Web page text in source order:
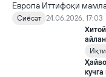
Европа Иттифоқи
изловчиларни қабул
марказлари”ни
имкониятини муҳокама
Сиёсат 24.06.2026, 17:03
кучга